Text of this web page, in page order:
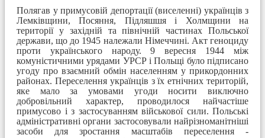
Полягав у примусовій депортації (виселенні) українців з
Лемківщини, Посяння, Підляшшя і Холмщини на
території у західній та північній частинах Польської
держави, що до 1945 належали Німеччині. Акт геноциду
проти українського народу. 9 вересня 1944 між
комуністичними урядами УРСР і Польщі було підписано
угоду про взаємний обмін населенням у прикордонних
районах. Переселення українців з їх етнічних територій,
яке мало за умовами угоди носити виключно
добровільний характер, проводилося найчастіше
примусово і з застосуванням військової сили. Польські
адміністративні органи застосовували найрізноманітніші
засоби для зростання масштабів переселення -